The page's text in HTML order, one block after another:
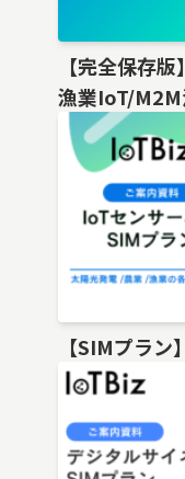
【完全保存
漁業IoT/M2M
【SIMプラ